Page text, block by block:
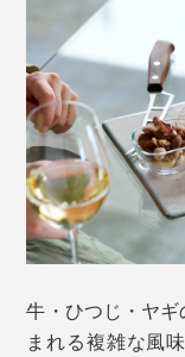
牛・ひつじ・ヤ
まれる複雑な風